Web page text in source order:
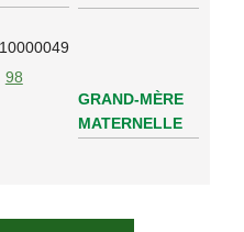
98
GRAND-MÈRE
MATERNELLE